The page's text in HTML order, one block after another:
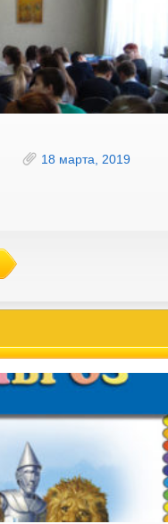
18 марта, 2019